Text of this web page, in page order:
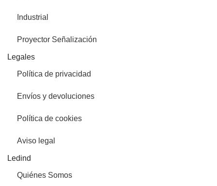
Industrial
Proyector Señalización
Legales
Política de privacidad
Envíos y devoluciones
Política de cookies
Aviso legal
Ledind
Quiénes Somos